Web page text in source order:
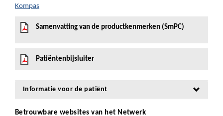
Kompas
Samenvatting van de productkenmerken (SmPC)
Patiëntenbijsluiter
Informatie voor de patiënt
Betrouwbare websites van het Netwerk